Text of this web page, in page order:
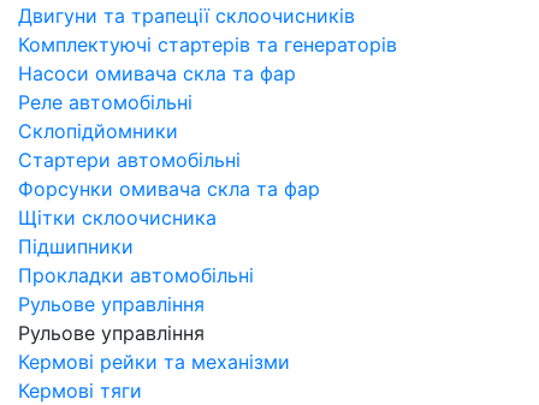
Двигуни та трапеції склоочисників
Комплектуючі стартерів та генераторів
Насоси омивача скла та фар
Реле автомобільні
Склопідйомники
Стартери автомобільні
Форсунки омивача скла та фар
Щітки склоочисника
Підшипники
Прокладки автомобільні
Рульове управління
Рульове управління
Кермові рейки та механізми
Кермові тяги